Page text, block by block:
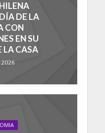
DE LA
CON
EN SU
LA CASA